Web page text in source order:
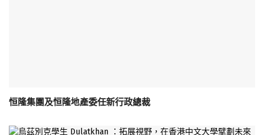
恒隆集團及恒隆地產委任新行政總裁